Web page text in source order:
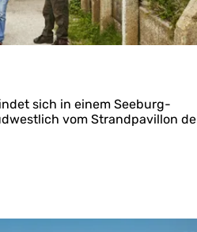
sich in einem Seeburg-
vom Strandpavillon de